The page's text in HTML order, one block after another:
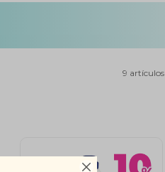

9 artículos